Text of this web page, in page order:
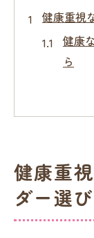
健康重視
健康
ら
ブ
ミニチュ
譲渡
体制
健康重
ダー選